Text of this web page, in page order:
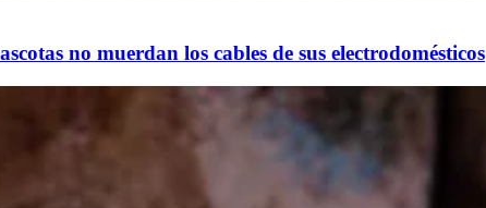
no muerdan los cables de sus electrodomésticos